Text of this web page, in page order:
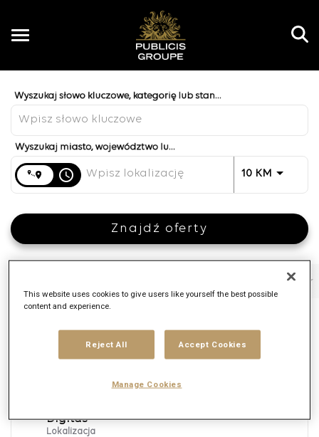
Toggle
PL
access_time 10 KM
Znajdź oferty
Manager - Technology
138569
Digitas
Lokalizacja
This website uses cookies to give users like yourself the best possible
content and experience.
Reject All Accept Cookies
Manage Cookies